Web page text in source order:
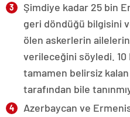
Şimdiye kadar 25 bin
geri döndüğü bilgisini
ölen askerlerin
verileceğini söyledi. 10
tamamen belirsiz
tarafından bile
Azerbaycan ve